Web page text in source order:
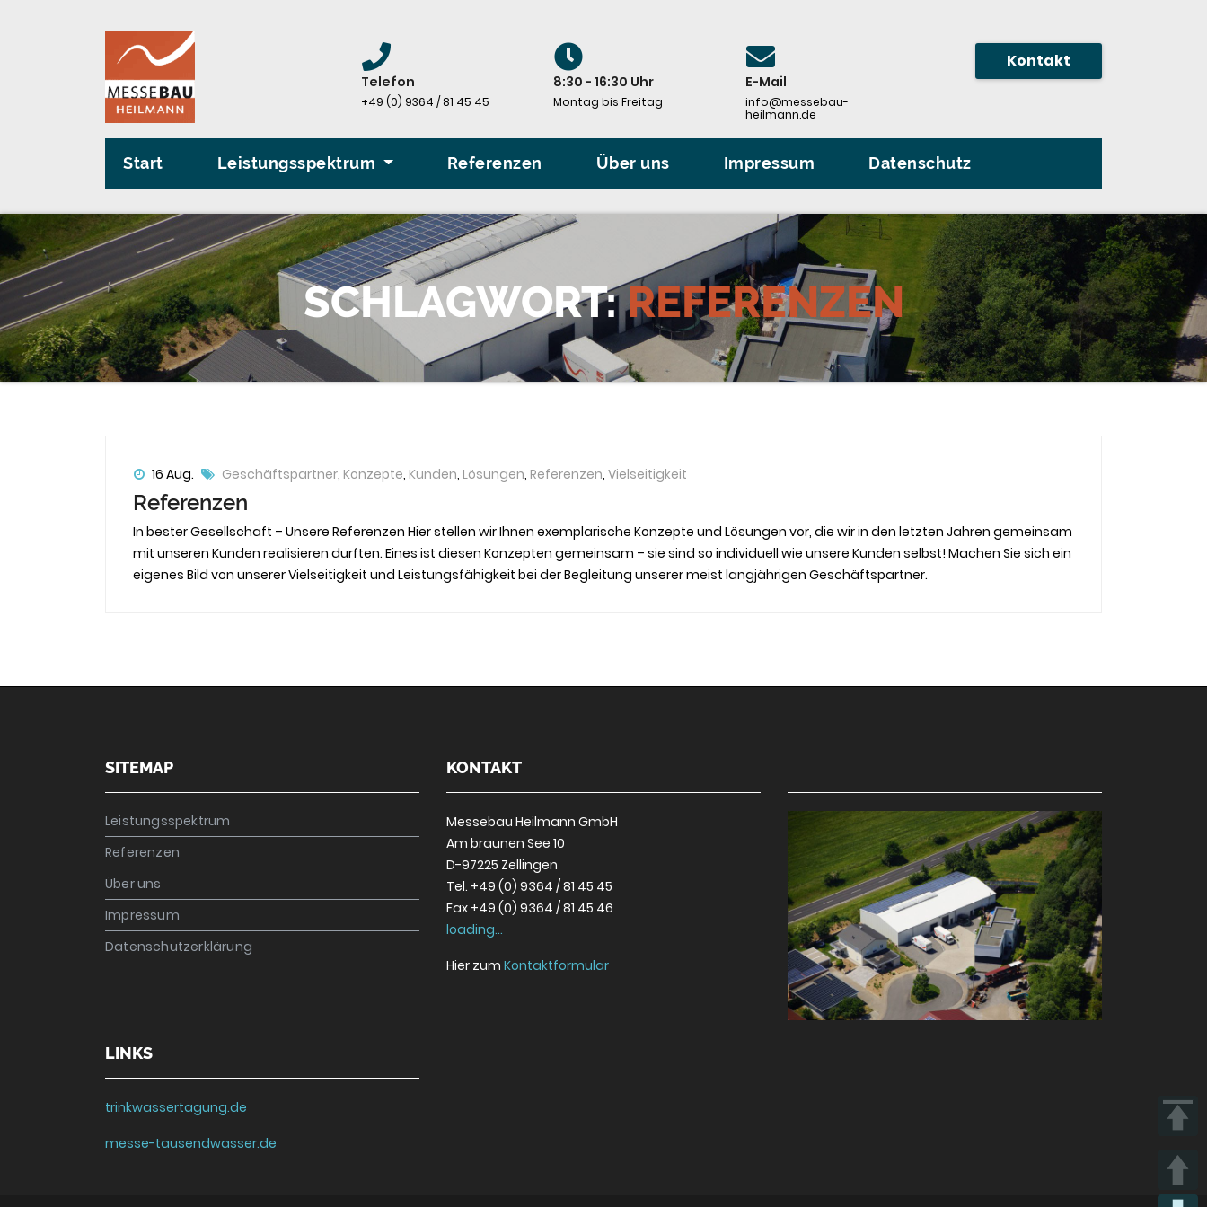
Telefon
+49 (0) 9364 / 81 45 45
8:30 - 16:30 Uhr
Montag bis Freitag
E-Mail
info@messebau-
heilmann.de
Kontakt
Start Leistungsspektrum Referenzen Über uns Impressum Datenschutz
SCHLAGWORT:REFERENZEN
16 Aug. Geschäftspartner, Konzepte, Kunden, Lösungen, Referenzen, Vielseitigkeit
Referenzen
In bester Gesellschaft – Unsere Referenzen Hier stellen wir Ihnen exemplarische Konzepte und Lösungen vor, die wir in den letzten Jahren gemeinsam
mit unseren Kunden realisieren durften. Eines ist diesen Konzepten gemeinsam – sie sind so individuell wie unsere Kunden selbst! Machen Sie sich ein
eigenes Bild von unserer Vielseitigkeit und Leistungsfähigkeit bei der Begleitung unserer meist langjährigen Geschäftspartner.
SITEMAP
Leistungsspektrum
Referenzen
Über uns
Impressum
Datenschutzerklärung
KONTAKT
Messebau Heilmann GmbH
Am braunen See 10
D-97225 Zellingen
Tel. +49 (0) 9364 / 81 45 45
Fax +49 (0) 9364 / 81 45 46
loading...
Hier zum Kontaktformular
LINKS
trinkwassertagung.de
messe-tausendwasser.de